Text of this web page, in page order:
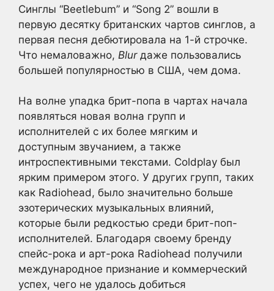
Синглы “Beetlebum” и “Song 2” вошли в
первую десятку британских чартов синглов, а
первая песня дебютировала на 1-й строчке.
Что немаловажно, Blurдаже пользовались
большей популярностью в США, чем дома.
На волне упадка брит-попа в чартах начала
появляться новая волна групп и
исполнителей с их более мягким и
доступным звучанием, а также
интроспективными текстами. Coldplay был
ярким примером этого. У других групп, таких
как Radiohead, было значительно больше
эзотерических музыкальных влияний,
которые были редкостью среди брит-поп-
исполнителей. Благодаря своему бренду
спейс-рока и арт-рока Radiohead получили
международное признание и коммерческий
успех, чего не удалось добиться